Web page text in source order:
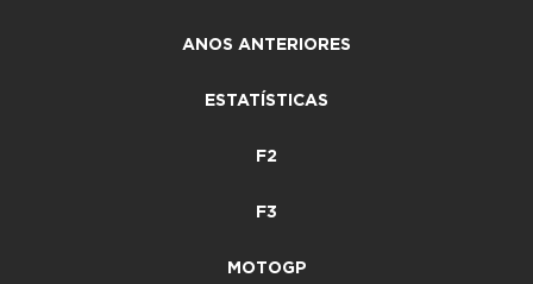
ANOS ANTERIORES
ESTATÍSTICAS
F2
F3
MOTOGP